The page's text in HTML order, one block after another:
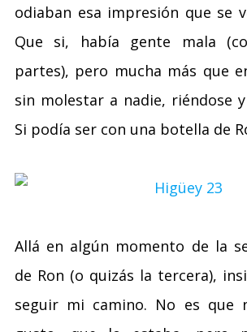
odiaban esa impresión que se
Que si, había gente mala
partes), pero mucha más que
sin molestar a nadie, riéndose
Si podía ser con una botella de
Allá en algún momento de la
de Ron (o quizás la tercera),
seguir mi camino. No es que